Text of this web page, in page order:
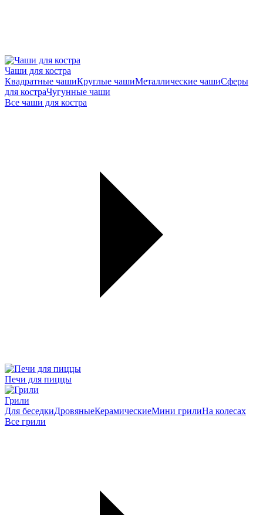
Чаши для костра
Квадратные чашиКруглые чашиМеталлические чашиСферы
для костраЧугунные чаши
Все чаши для костра
Печи для пиццы
Грили
Для беседкиДровяныеКерамическиеМини грилиНа колесах
Все грили